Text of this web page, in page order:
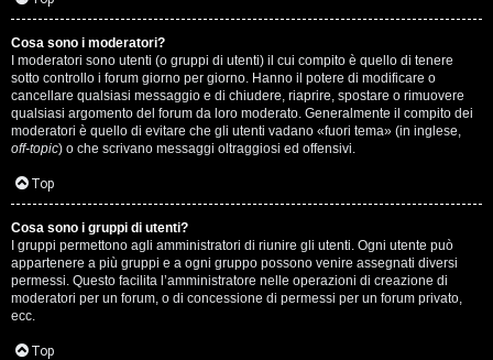
Cosa sono i moderatori?
I moderatori sono utenti (o gruppi di utenti) il cui compito è quello di tenere
sotto controllo i forum giorno per giorno. Hanno il potere di modificare o
cancellare qualsiasi messaggio e di chiudere, riaprire, spostare o rimuovere
qualsiasi argomento del forum da loro moderato. Generalmente il compito dei
moderatori è quello di evitare che gli utenti vadano «fuori tema» (in inglese,
off-topic) o che scrivano messaggi oltraggiosi ed offensivi.
Top
Cosa sono i gruppi di utenti?
I gruppi permettono agli amministratori di riunire gli utenti. Ogni utente può
appartenere a più gruppi e a ogni gruppo possono venire assegnati diversi
permessi. Questo facilita l’amministratore nelle operazioni di creazione di
moderatori per un forum, o di concessione di permessi per un forum privato,
ecc.
Top
c
o
r
s
i
M
u
s
i
c